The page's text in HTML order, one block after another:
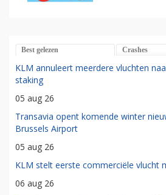
Best gelezen Crashes
KLM annuleert meerdere vluchten
staking
05 aug 26
Transavia opent komende winter
Brussels Airport
05 aug 26
KLM stelt eerste commerciële vlucht
06 aug 26